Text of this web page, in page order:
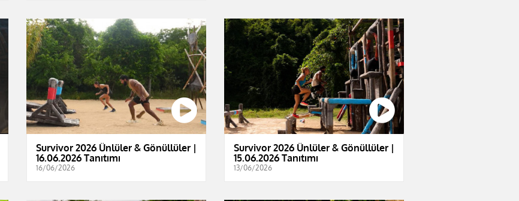
Survivor 2026 Ünlüler & Gönüllüler |
16.06.2026 Tanıtımı
16/06/2026
Survivor 2026 Ünlüler & Gönüllüler |
15.06.2026 Tanıtımı
13/06/2026